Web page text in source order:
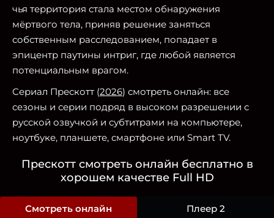
чья территория стала местом обнаружения
мёртвого тела, приняв решение заняться
собственным расследованием, попадает в
эпицентр паутины интриг, где любой является
потенциальным врагом.
Сериал Прескотт (2026) смотреть онлайн: все
сезоны и серии подряд в высоком разрешении с
русской озвучкой и субтитрами на компьютере,
ноутбуке, планшете, смартфоне или Smart TV.
Прескотт смотреть онлайн бесплатно в
хорошем качестве Full HD
Смотреть онлайн Плеер 2